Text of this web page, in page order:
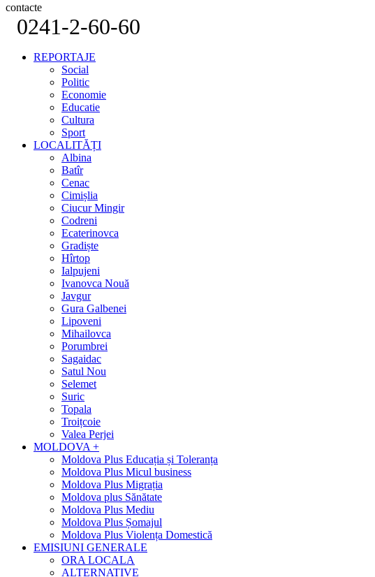
contacte
0241-2-60-60
REPORTAJE
Social
Politic
Economie
Educatie
Cultura
Sport
LOCALITĂȚI
Albina
Batîr
Cenac
Cimișlia
Ciucur Mingir
Codreni
Ecaterinovca
Gradiște
Hîrtop
Ialpujeni
Ivanovca Nouă
Javgur
Gura Galbenei
Lipoveni
Mihailovca
Porumbrei
Sagaidac
Satul Nou
Selemet
Suric
Topala
Troițcoie
Valea Perjei
MOLDOVA +
Moldova Plus Educația și Toleranța
Moldova Plus Micul business
Moldova Plus Migrația
Moldova plus Sănătate
Moldova Plus Mediu
Moldova Plus Șomajul
Moldova Plus Violența Domestică
EMISIUNI GENERALE
ORA LOCALA
ALTERNATIVE